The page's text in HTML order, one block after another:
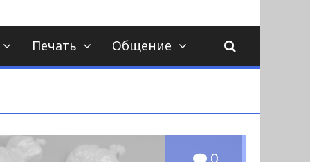
Печать Общение
0